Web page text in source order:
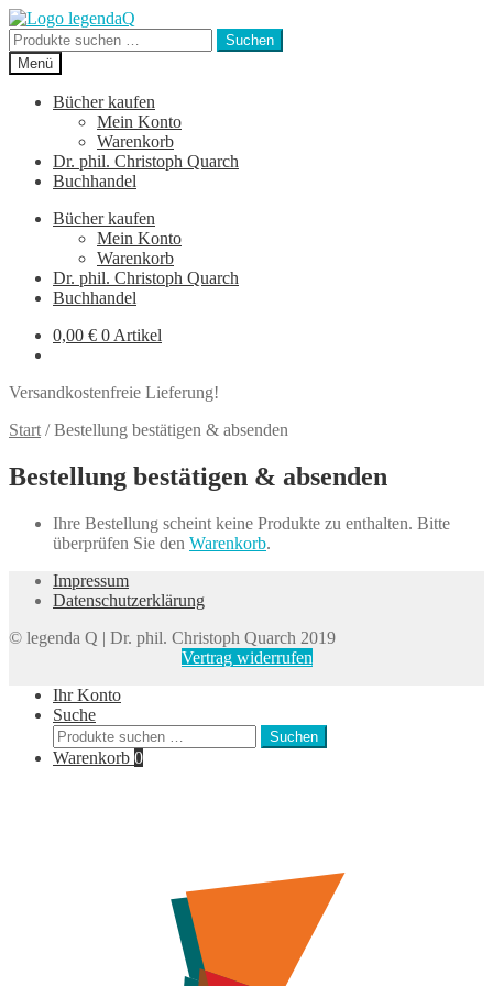
Zur
Navigation
springen
Zum
Inhalt
springen
Suchen
nach:
Suchen
Menü
Bücher kaufen
Mein Konto
Warenkorb
Dr. phil. Christoph Quarch
Buchhandel
Bücher kaufen
Mein Konto
Warenkorb
Dr. phil. Christoph Quarch
Buchhandel
0,00 € 0 Artikel
Versandkostenfreie Lieferung!
Start /Bestellung bestätigen & absenden
Bestellung bestätigen & absenden
Ihre Bestellung scheint keine Produkte zu enthalten. Bitte
überprüfen Sie den Warenkorb.
Impressum
Datenschutzerklärung
© legenda Q | Dr. phil. Christoph Quarch 2019
Vertrag widerrufen
Ihr Konto
Suche
Suchen
nach:
Suchen
Warenkorb 0